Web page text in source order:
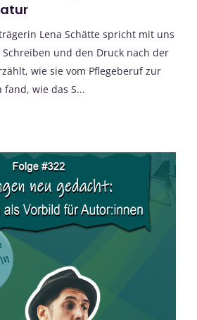
Lena Schätte spricht mit uns
und den Druck nach der
wie sie vom Pflegeberuf zur
wie das S...